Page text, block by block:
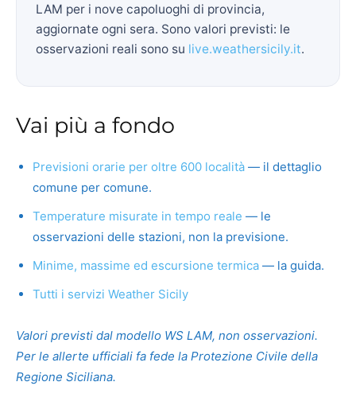
LAM per i nove capoluoghi di provincia,
aggiornate ogni sera. Sono valori previsti: le
osservazioni reali sono su live.weathersicily.it.
Vai più a fondo
Previsioni orarie per oltre 600 località — il dettaglio
comune per comune.
Temperature misurate in tempo reale — le
osservazioni delle stazioni, non la previsione.
Minime, massime ed escursione termica — la guida.
Tutti i servizi Weather Sicily
Valori previsti dal modello WS LAM, non osservazioni.
Per le allerte ufficiali fa fede la Protezione Civile della
Regione Siciliana.